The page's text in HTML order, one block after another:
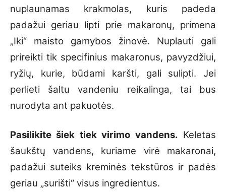
nuplaunamas krakmolas, kuris padeda
padažui geriau lipti prie makaronų, primena
„Iki“ maisto gamybos žinovė. Nuplauti gali
prireikti tik specifinius makaronus, pavyzdžiui,
ryžių, kurie, būdami karšti, gali sulipti. Jei
perlieti šaltu vandeniu reikalinga, tai bus
nurodyta ant pakuotės.
Pasilikite šiek tiek virimo vandens. Keletas
šaukštų vandens, kuriame virė makaronai,
padažui suteiks kreminės tekstūros ir padės
geriau „surišti“ visus ingredientus.